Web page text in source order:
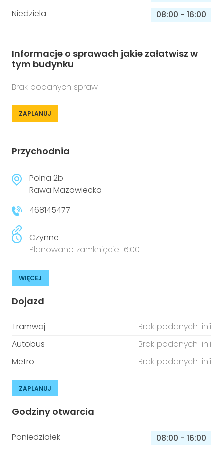
Niedziela
08:00 - 16:00
Informacje o sprawach jakie załatwisz w
tym budynku
Brak podanych spraw
ZAPLANUJ
Przychodnia
Polna 2b
Rawa Mazowiecka
468145477
Czynne
Planowane zamknięcie 16:00
WIĘCEJ
Dojazd
Tramwaj
Brak podanych linii
Autobus
Brak podanych linii
Metro
Brak podanych linii
ZAPLANUJ
Godziny otwarcia
Poniedziałek 08:00 - 16:00